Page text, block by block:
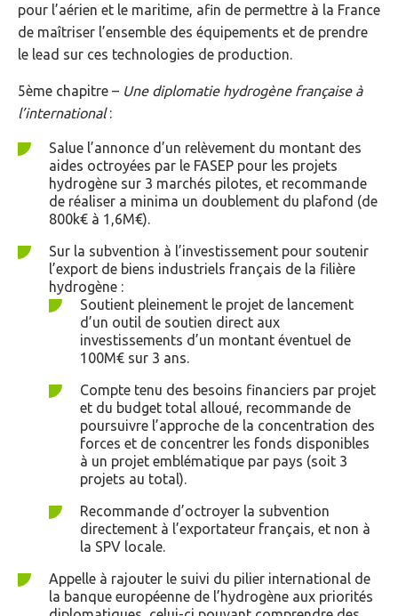
pour l’aérien et le maritime, afin de permettre à la France
de maîtriser l’ensemble des équipements et de prendre
le lead sur ces technologies de production.
5ème chapitre – Une diplomatie hydrogène française à
l’international:
Salue l’annonce d’un relèvement du montant des
aides octroyées par le FASEP pour les projets
hydrogène sur 3 marchés pilotes, et recommande
de réaliser a minima un doublement du plafond (de
800k€ à 1,6M€).
Sur la subvention à l’investissement pour soutenir
l’export de biens industriels français de la filière
hydrogène :
Soutient pleinement le projet de lancement
d’un outil de soutien direct aux
investissements d’un montant éventuel de
100M€ sur 3 ans.
Compte tenu des besoins financiers par projet
et du budget total alloué, recommande de
poursuivre l’approche de la concentration des
forces et de concentrer les fonds disponibles
à un projet emblématique par pays (soit 3
projets au total).
Recommande d’octroyer la subvention
directement à l’exportateur français, et non à
la SPV locale.
Appelle à rajouter le suivi du pilier international de
la banque européenne de l’hydrogène aux priorités